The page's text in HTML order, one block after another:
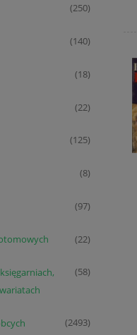
(250)
(140)
(18)
(22)
(125)
(8)
(97)
(22)
(58)
(2493)